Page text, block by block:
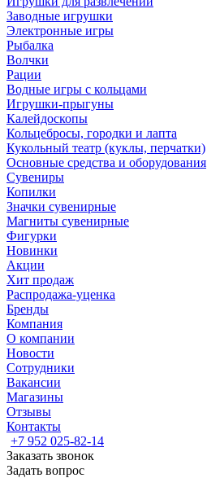
Заводные игрушки
Электронные игры
Рыбалка
Волчки
Рации
Водные игры с кольцами
Игрушки-прыгуны
Калейдоскопы
Кольцебросы, городки и лапта
Кукольный театр (куклы, перчатки)
Основные средства и оборудования
Сувениры
Копилки
Значки сувенирные
Магниты сувенирные
Фигурки
Новинки
Акции
Хит продаж
Распродажа-уценка
Бренды
Компания
О компании
Новости
Сотрудники
Вакансии
Магазины
Отзывы
Контакты
+7 952 025-82-14
Заказать звонок
Задать вопрос